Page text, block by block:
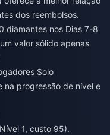
dos reembolsos.
diamantes nos Dias 7-8
valor sólido apenas
Solo
na progressão de nível e
1, custo 95).